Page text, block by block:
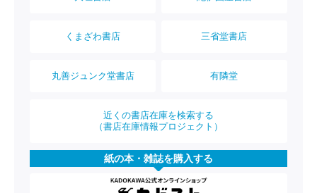
くまざわ書店 三省堂書店
丸善ジュンク堂書店 有隣堂
近くの書店在庫を検索する
（書店在庫情報プロジェクト）
紙の本・雑誌を購入する